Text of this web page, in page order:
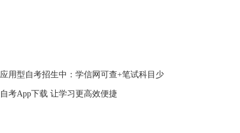
应用型自考招生中：学信网可查+笔试科目少
自考App下载 让学习更高效便捷